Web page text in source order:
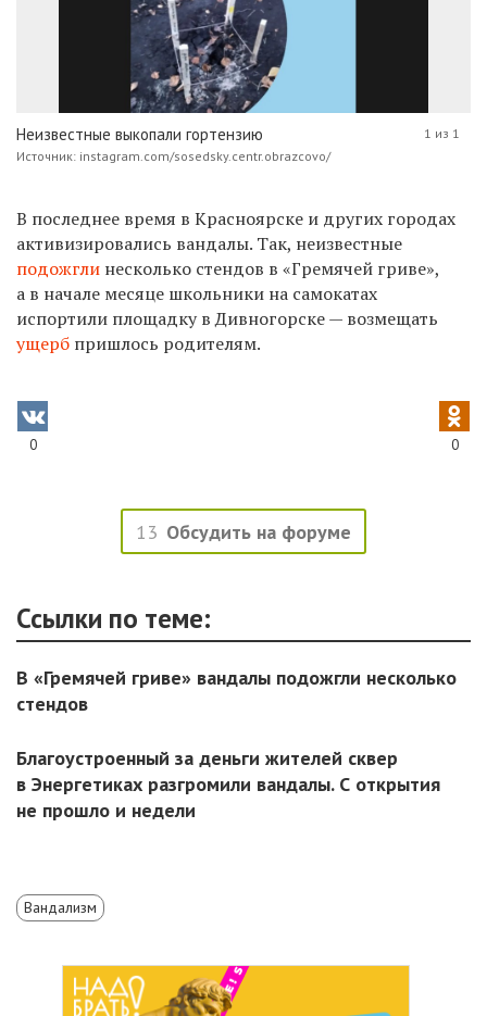
Неизвестные выкопали гортензию
Источник: instagram.com/sosedsky.centr.obrazcovo/
1 из 1
В последнее время в Красноярске и других городах
активизировались вандалы. Так, неизвестные
подожгли несколько стендов в «Гремячей гриве»,
а в начале месяце школьники на самокатах
испортили площадку в Дивногорске — возмещать
ущерб пришлось родителям.
0 0
13 Обсудить на форуме
Ссылки по теме:
В «Гремячей гриве» вандалы подожгли несколько
стендов
Благоустроенный за деньги жителей сквер
в Энергетиках разгромили вандалы. С открытия
не прошло и недели
Вандализм